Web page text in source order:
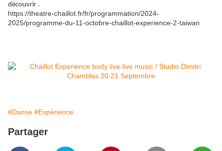
découvrir .
https://theatre-chaillot.fr/fr/programmation/2024-
2025/programme-du-11-octobre-chaillot-experience-2-taiwan
#Danse #Expérience
Partager